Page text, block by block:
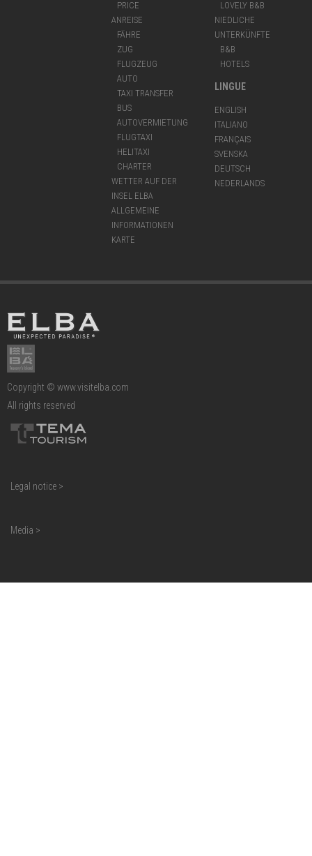
PRICE
ANREISE
FÄHRE
ZUG
FLUGZEUG
AUTO
TAXI TRANSFER
BUS
AUTOVERMIETUNG
FLUGTAXI
HELITAXI
CHARTER
WETTER AUF DER
INSEL ELBA
ALLGEMEINE
INFORMATIONEN
KARTE
LOVELY B&B
NIEDLICHE
UNTERKÜNFTE
B&B
HOTELS
LINGUE
ENGLISH
ITALIANO
FRANÇAIS
SVENSKA
DEUTSCH
NEDERLANDS
Copyright © www.visitelba.com
All rights reserved
Legal notice >
Media >